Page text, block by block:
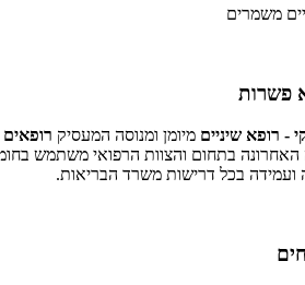
משמרים
פשרות
- רופא שיניים מיומן ומנוסה המעסיק
בתחום והצוות הרפואי משתמש
ועמידה בכל דרישות משרד הבריאות.